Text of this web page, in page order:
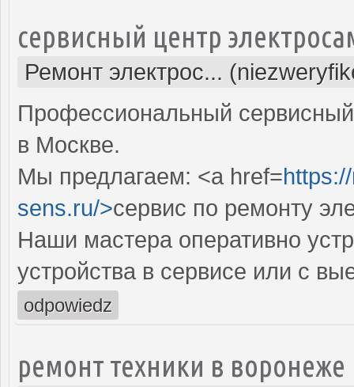
сервисный центр
Ремонт электрос...
Профессиональный
в Москве.
Мы предлагаем: <a href=
sens.ru/>сервис по ремонту
Наши мастера оперативно
устройства в сервисе или с
odpowiedz
ремонт техники в воронеже